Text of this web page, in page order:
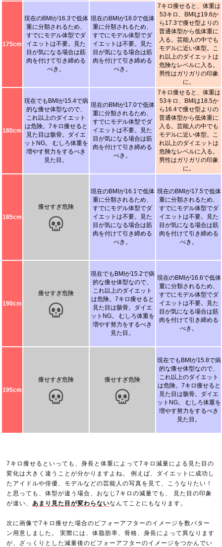
175cm
現在のBMIが16.3で低体
重に分類されるため、
すでにモデル体型でダ
イエットは不要。見た
目が気になる場合は筋
肉を付けて引き締める
べき。
現在のBMIが18.0で低体
重に分類されるため、
すでにモデル体型でダ
イエットは不要。見た
目が気になる場合は筋
肉を付けて引き締める
べき。
7キロ痩せると、体重は
53キロ、BMIは19.6か
ら17.3で痩せ型よりの
普通体型から低体重に
入る。芸能人の中でも
モデルに近い体型。こ
れ以上のダイエットは
危険なレベルに入る。
男性はガリガリの印象
に。
180cm
現在でもBMIが15.4で病
的な痩せ体型なので、
これ以上のダイエット
は危険。7キロ痩せると
見た目は骸骨。ダイエ
ットNG。 むしろ体重を
増やす努力をするべき
見た目。
現在のBMIが17.0で低体
重に分類されるため、
すでにモデル体型でダ
イエットは不要。見た
目が気になる場合は筋
肉を付けて引き締める
べき。
7キロ痩せると、体重は
53キロ、BMIは18.5か
ら16.4で痩せ型よりの
普通体型から低体重に
入る。芸能人の中でも
モデルに近い体型。こ
れ以上のダイエットは
危険なレベルに入る。
男性はガリガリの印象
に。
185cm
痩せすぎ危険
現在のBMIが16.1で低体
重に分類されるため、
すでにモデル体型でダ
イエットは不要。見た
目が気になる場合は筋
肉を付けて引き締める
べき。
現在のBMIが17.5で低体
重に分類されるため、
すでにモデル体型でダ
イエットは不要。見た
目が気になる場合は筋
肉を付けて引き締める
べき。
190cm
痩せすぎ危険
現在でもBMIが15.2で病
的な痩せ体型なので、
これ以上のダイエット
は危険。7キロ痩せると
見た目は骸骨。ダイエ
ットNG。 むしろ体重を
増やす努力をするべき
見た目。
現在のBMIが16.6で低体
重に分類されるため、
すでにモデル体型でダ
イエットは不要。見た
目が気になる場合は筋
肉を付けて引き締める
べき。
195cm
痩せすぎ危険 痩せすぎ危険
現在でもBMIが15.8で病
的な痩せ体型なので、
これ以上のダイエット
は危険。7キロ痩せると
見た目は骸骨。ダイエ
ットNG。 むしろ体重を
増やす努力をするべき
見た目。
7キロ痩せるといっても、身長と体重によって7キロ減量による見た目の
変化は大きく違うことが分かりますよね。 例えば、ダイエットに成功し
たアイドルや俳優、モデルなどの芸能人の写真を見て、こうなりたい！
と思っても、体型が違う場合、おなじ7キロの減量でも、 見た目の印象
が違い、あまり見た目が変わらないなんてことにもなります。
次に画像で7キロ痩せた場合のビフォーアフターのイメージを数パター
ン用意しました。 実際には、体脂肪率、骨格、身長によって異なります
が、ざっくりとした減量後のビフォーアフターのイメージをつかんでい